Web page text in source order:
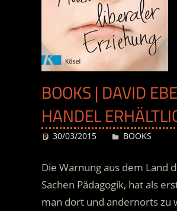
BOOKS | DAVID
HANDEL
30/03/2015 Desiree
BOOKS
Die Warnung aus dem Land
Sachen Pädagogik, hat als
man dort und andernorts zu